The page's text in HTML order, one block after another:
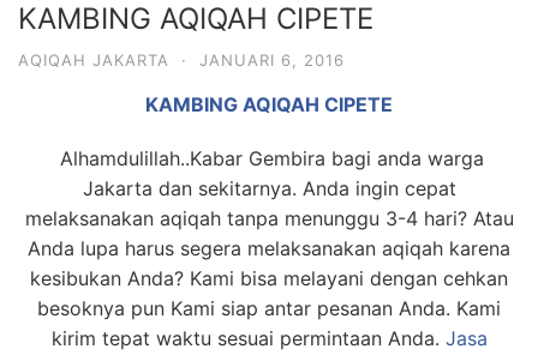
KAMBING AQIQAH CIPETE
AQIQAH JAKARTA · JANUARI 6, 2016
KAMBING AQIQAH CIPETE
Alhamdulillah..Kabar Gembira bagi anda warga
Jakarta dan sekitarnya. Anda ingin cepat
melaksanakan aqiqah tanpa menunggu 3-4 hari? Atau
Anda lupa harus segera melaksanakan aqiqah karena
kesibukan Anda? Kami bisa melayani dengan cehkan
besoknya pun Kami siap antar pesanan Anda. Kami
kirim tepat waktu sesuai permintaan Anda. Jasa